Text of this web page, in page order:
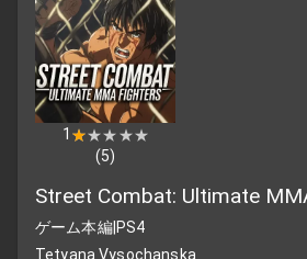
1 ★★★★★
★★★★★
(5)
Street Combat: Ultimate
ゲーム本編| PS4
Tetyana Vysochanska